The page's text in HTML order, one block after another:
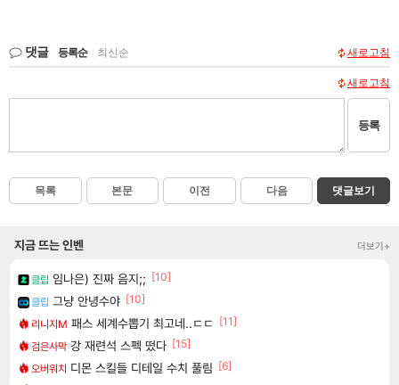
댓글 등록순 최신순 새로고침
새로고침
등록
목록 본문 이전 다음 댓글보기
지금 뜨는 인벤 더보기+
클립 임나은) 진짜 음지;; [10]
클립 그냥 안녕수야 [10]
리니지M 패스 세계수뽑기 최고네..ㄷㄷ
[11]
검은사막 강 재련석 스펙 떴다 [15]
오버워치 디몬 스킬들 디테일 수치 풀림 [6]